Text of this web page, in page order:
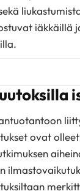
iäkkäillä
ovat